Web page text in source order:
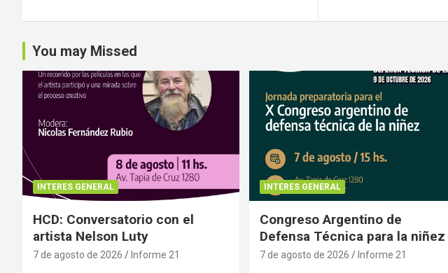
You may Missed
INTERES GENERAL
HCD: Conversatorio con el
artista Nelson Luty
7 de agosto de 2026 Informe 21
INTERES GENERAL
Congreso Argentino de
Defensa Técnica para la niñez
7 de agosto de 2026 Informe 21